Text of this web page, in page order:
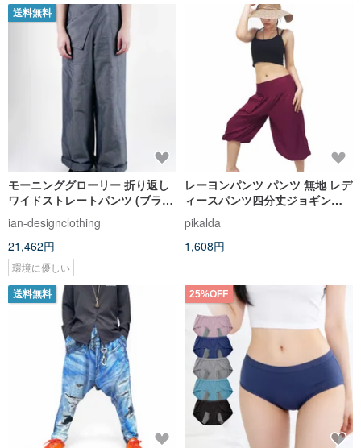
送料無料
モーニンググローリー 折り返し
ワイドストレートパンツ (ブラッ
ク/グレー) Organic Cotton &
Recycle
ian-designclothing
21,462円
環境に優しい
レーヨンパンツ パンツ 無地 レデ
ィースパンツ四分丈ジョギング
パンツホットパンツ
pikalda
1,608円
送料無料 25%OFF